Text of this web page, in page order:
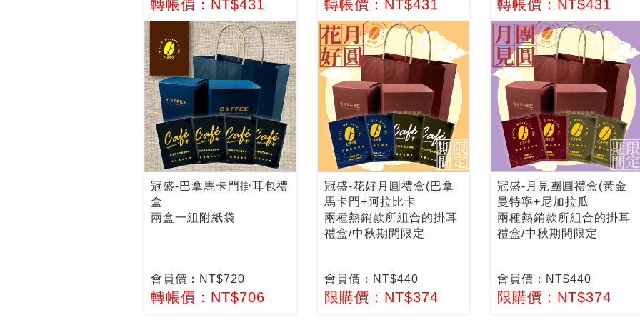
轉帳價：NT$431 轉帳價：NT$431 轉帳價：NT$431
冠盛-巴拿馬卡門掛耳包禮
盒
兩盒一組附紙袋
會員價：NT$720
轉帳價：NT$706
冠盛-花好月圓禮盒(巴拿
馬卡門+阿拉比卡
兩種熱銷款所組合的掛耳
禮盒/中秋期間限定
會員價：NT$440
限購價：NT$374
冠盛-月見團圓禮盒(黃金
曼特寧+尼加拉瓜
兩種熱銷款所組合的掛耳
禮盒/中秋期間限定
會員價：NT$440
限購價：NT$374